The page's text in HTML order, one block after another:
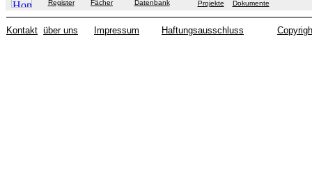
Register Fächer Datenbank Projekte Dokumente
Kontakt über uns Impressum Haftungsausschluss